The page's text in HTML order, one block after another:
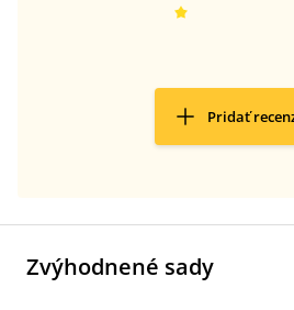
Pridať
Zvýhodnené sady